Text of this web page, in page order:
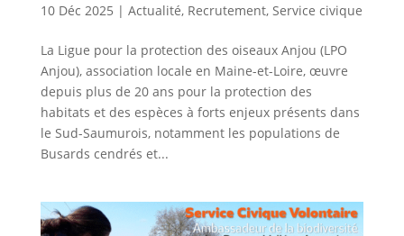
10 Déc 2025 | Actualité, Recrutement, Service civique
La Ligue pour la protection des oiseaux Anjou (LPO
Anjou), association locale en Maine-et-Loire, œuvre
depuis plus de 20 ans pour la protection des
habitats et des espèces à forts enjeux présents dans
le Sud-Saumurois, notamment les populations de
Busards cendrés et...